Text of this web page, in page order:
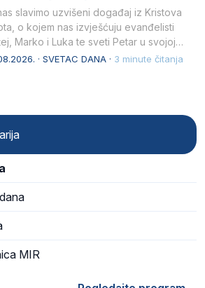
slavimo uzvišeni događaj iz Kristova
o kojem nas izvješćuju evanđelisti
Marko i Luka te sveti Petar u svojoj
· SVETAC DANA · 3 minute čitanja
MIR